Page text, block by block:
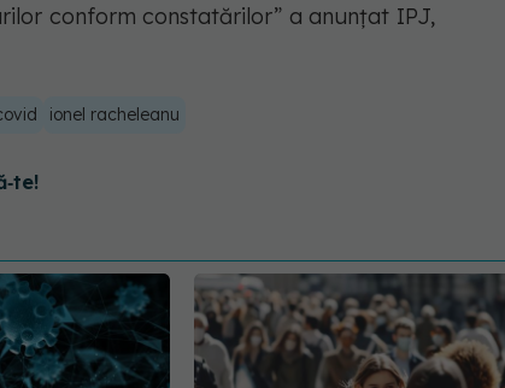
conform constatărilor” a anunțat IPJ,
ionel racheleanu